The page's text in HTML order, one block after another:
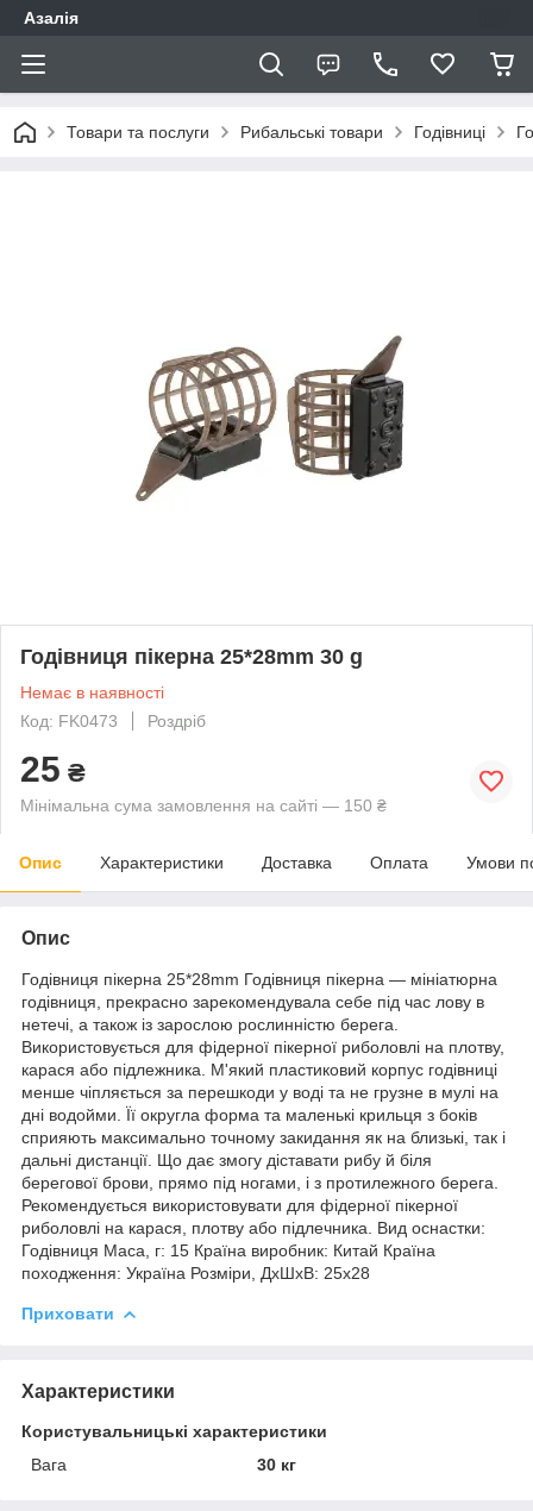
Азалія
Товари та послуги Рибальські товари Годівниці
Годівниця пікерна 25*28mm 30 g
Немає в наявності
Код: FK0473
Роздріб
25 ₴
Мінімальна сума замовлення на сайті — 150 ₴
Опис Характеристики Доставка Оплата Умови
Опис
Годівниця пікерна 25*28mm Годівниця пікерна — мініатюрна
годівниця, прекрасно зарекомендувала себе під час лову в
нетечі, а також із зарослою рослинністю берега.
Використовується для фідерної пікерної риболовлі на плотву,
карася або підлежника. М'який пластиковий корпус годівниці
менше чіпляється за перешкоди у воді та не грузне в мулі на
дні водойми. Її округла форма та маленькі крильця з боків
сприяють максимально точному закидання як на близькі, так і
дальні дистанції. Що дає змогу діставати рибу й біля
берегової брови, прямо під ногами, і з протилежного берега.
Рекомендується використовувати для фідерної пікерної
риболовлі на карася, плотву або підлечника. Вид оснастки:
Годівниця Маса, г: 15 Країна виробник: Китай Країна
походження: Україна Розміри, ДхШхВ: 25х28
Приховати
Характеристики
Користувальницькі характеристики
Вага
30 кг